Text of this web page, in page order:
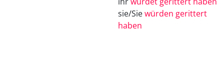
sie/Siewürden gerittert
haben